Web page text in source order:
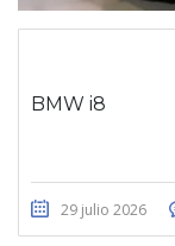
BMW i8
29 julio 2026